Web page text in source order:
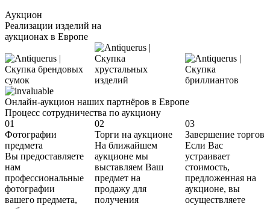
Аукцион
Реализации изделий на
аукционах в Европе
Онлайн-аукцион наших партнёров в Европе
Процесс сотрудничества по аукциону
01
Фотографии
предмета
Вы предоставляете
нам
профессиональные
фотографии
вашего предмета,
02
Торги на аукционе
На ближайшем
аукционе мы
выставляем Ваш
предмет на
продажу для
получения
03
Завершение торгов
Если Вас
устраивает
стоимость,
предложенная на
аукционе, вы
осуществляете